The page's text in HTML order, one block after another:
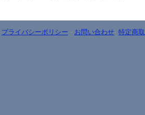
プライバシーポリシー - お問い合わせ- 特定商